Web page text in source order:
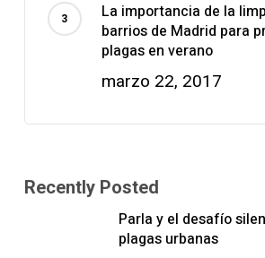
La importancia de la
barrios de Madrid para
plagas en verano
marzo 22, 2017
Recently Posted
Parla y el desafío
plagas urbanas